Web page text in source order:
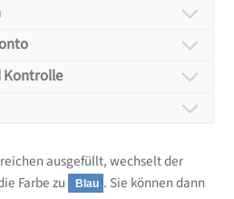
Kontrolle
und
Kontakte
ausgefüllt, wechselt der
Farbe zu
Blau . Sie können dann